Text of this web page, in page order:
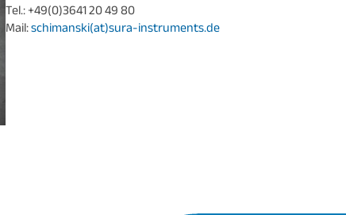
Tel.: +49(0)3641 20 49 80
Mail:schimanski(at)sura-instruments.de